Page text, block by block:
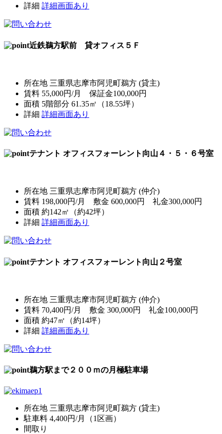
詳細 詳細画面あり
近鉄鵜方駅前 貸オフィス５Ｆ
所在地 三重県志摩市阿児町鵜方 (貸主)
賃料 55,000円/月 保証金100,000円
面積 5階部分 61.35㎡（18.55坪）
詳細 詳細画面あり
テナント オフィスフォーレント向山４・５・６号室
所在地 三重県志摩市阿児町鵜方 (仲介)
賃料 198,000円/月 敷金 600,000円 礼金300,000円
面積 約142㎡（約42坪）
詳細 詳細画面あり
テナント オフィスフォーレント向山２号室
所在地 三重県志摩市阿児町鵜方 (仲介)
賃料 70,400円/月 敷金 300,000円 礼金100,000円
面積 約47㎡（約14坪）
詳細 詳細画面あり
鵜方駅まで２００ｍの月極駐車場
所在地 三重県志摩市阿児町鵜方 (貸主)
駐車料 4,400円/月（1区画）
間取り